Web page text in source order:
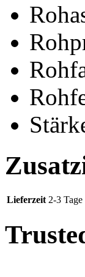
Lieferzeit 2-3 Tage